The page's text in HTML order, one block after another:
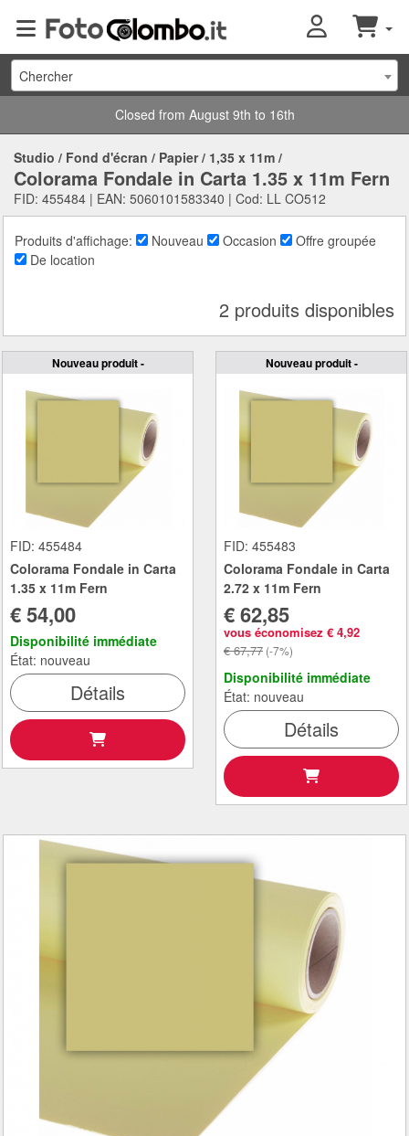
Chercher
Closed from August 9th to 16th
Studio / Fond d'écran / Papier/ 1,35 x 11m /
Colorama Fondale in Carta 1.35 x 11m Fern
FID: 455484 | EAN: 5060101583340 | Cod: LL CO512
Produits d'affichage: Nouveau Occasion
Offre groupée
De location
2 produits disponibles
Nouveau produit -
FID: 455484
Colorama Fondale in Carta
1.35 x 11m Fern
€ 54,00
Disponibilité immédiate
État: nouveau
Détails
Nouveau produit -
FID: 455483
Colorama Fondale in Carta
2.72 x 11m Fern
€ 62,85
vous économisez € 4,92
€ 67,77 (-7%)
Disponibilité immédiate
État: nouveau
Détails